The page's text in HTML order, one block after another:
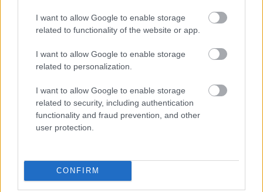
I want to allow Google to enable storage
related to functionality of the website or app.
I want to allow Google to enable storage
related to personalization.
I want to allow Google to enable storage
related to security, including authentication
functionality and fraud prevention, and other
user protection.
CONFIRM
Címkék:horror
Ajánlott bejegyzések:
Dreamland Awaits (2025)